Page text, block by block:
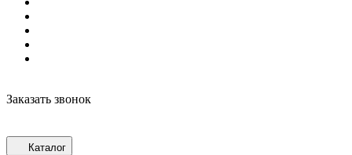
Заказать звонок
Каталог